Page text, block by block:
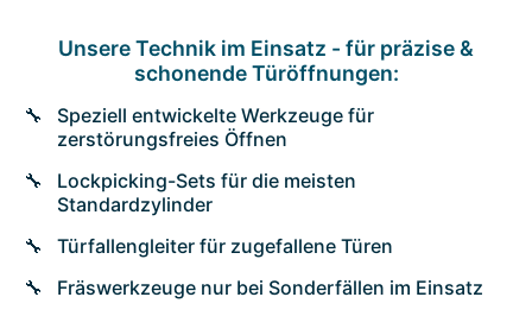
Unsere Technik im Einsatz - für präzise &
schonende Türöffnungen:
Speziell entwickelte Werkzeuge für
zerstörungsfreies Öffnen
Lockpicking-Sets für die meisten
Standardzylinder
Türfallengleiter für zugefallene Türen
Fräswerkzeuge nur bei Sonderfällen im Einsatz